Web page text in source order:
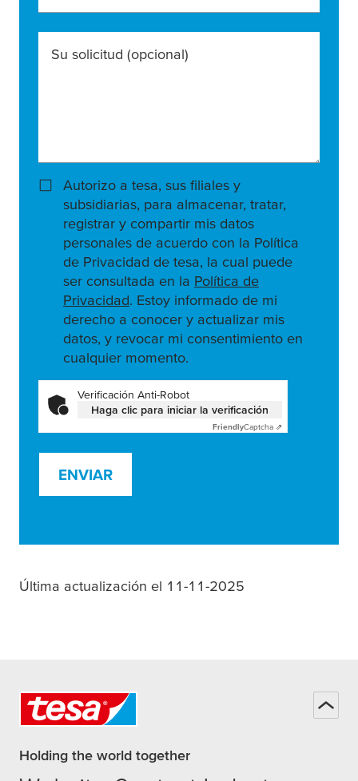
Su solicitud (opcional)
Autorizo a tesa, sus filiales y
subsidiarias, para almacenar, tratar,
registrar y compartir mis datos
personales de acuerdo con la Política
de Privacidad de tesa, la cual puede
ser consultada en la Política de
Privacidad. Estoy informado de mi
derecho a conocer y actualizar mis
datos, y revocar mi consentimiento en
cualquier momento.
Verificación Anti-Robot
Haga clic para iniciar la verificación
FriendlyCaptcha ⇗
ENVIAR
Última actualización el 11-11-2025
Holding the world together